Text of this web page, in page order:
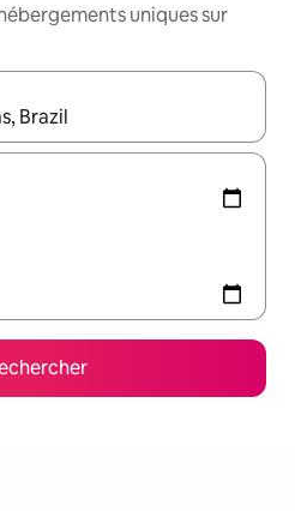
uniques sur
utilisez les flèches vers le